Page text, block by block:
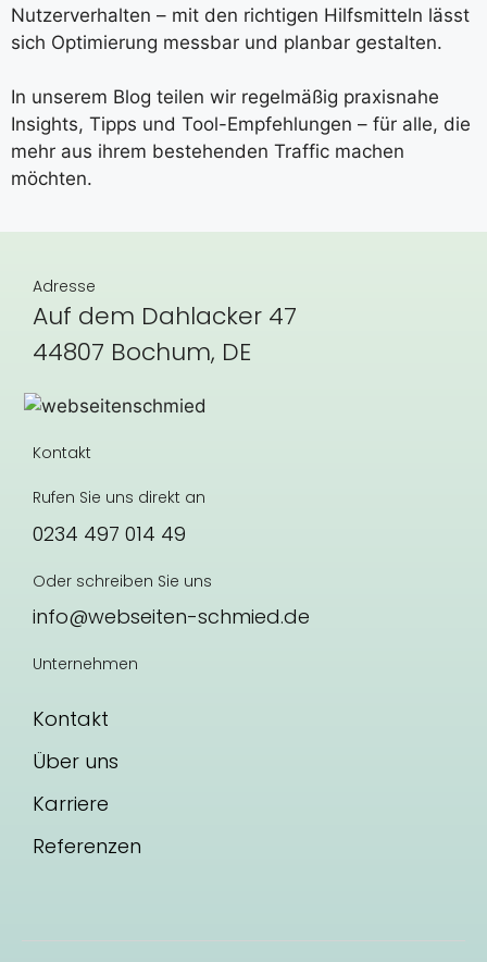
Nutzerverhalten – mit den richtigen Hilfsmitteln lässt
sich Optimierung messbar und planbar gestalten.
In unserem Blog teilen wir regelmäßig praxisnahe
Insights, Tipps und Tool-Empfehlungen – für alle, die
mehr aus ihrem bestehenden Traffic machen
möchten.
Adresse
Auf dem Dahlacker 47
44807 Bochum, DE
Kontakt
Rufen Sie uns direkt an
0234 497 014 49
Oder schreiben Sie uns
info@webseiten-schmied.de
Unternehmen
Kontakt
Über uns
Karriere
Referenzen